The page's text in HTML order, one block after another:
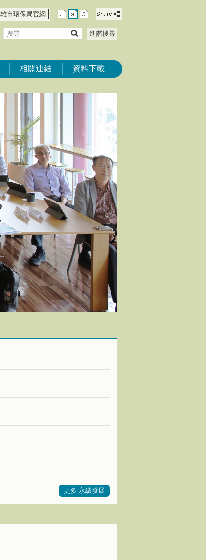
市環保局官網
搜
尋
進階搜尋
相關連結 資料下載
更多 永續發展